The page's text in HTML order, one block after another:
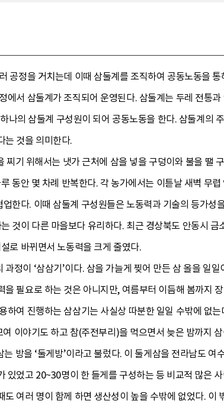
공정을 거치는데 이때 삼둘계를 조직하여 공동노동을
에서 삼둘계가 조직되어 운영된다. 삼둘계는 두레 전통
나의 삼둘계 구성원이 되어 공동노동을 한다. 삼둘계의
는 것을 의미한다.
찌기 위해서는 냇가 근처에 삼을 넣을 구덩이와 불을 땔
동안 몇 차례 반복한다. 각 농가에서는 이튿날 새벽 무
한다. 이때 삼둘계 구성원들은 노동력과 기술의 등가성
것이 다른 마을보다 유리하다. 최근 경상북도 안동시
로 바뀌면서 노동력을 크게 줄였다.
정이 ‘삼삼기’이다. 삼을 가늘게 찢어 만든 삼 올을 일
필요로 하는 것은 아니지만, 여름부터 이듬해 봄까지
여 진행하는 삼삼기는 사실상 따분한 일일 수밖에 없
이야기도 하고 참(주전부리)을 먹으면서 늦은 밤까지
방을 ‘둘게방’이라고 불렀다. 이 둘게삼을 전라남도 여
있었고 20~30명이 한 들게를 구성하는 등 비교적 많은
여러 명이 함께 하면 생산성이 높을 수밖에 없었다.